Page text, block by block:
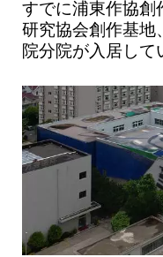
すでに浦東作協創
研究協会創作基地
院分院が入居して